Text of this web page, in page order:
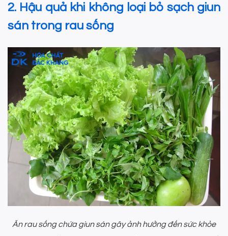
2. Hậu quả khi không loại bỏ sạch giun
sán trong rau sống
Ăn rau sống chứa giun sán gây ảnh hưởng đến sức khỏe